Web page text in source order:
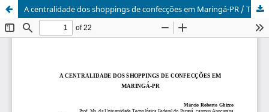
A centralidade dos shoppings de confecções em Maringá-PR / The centrality of shoppings of manufacturing clothes in Maringá-PR